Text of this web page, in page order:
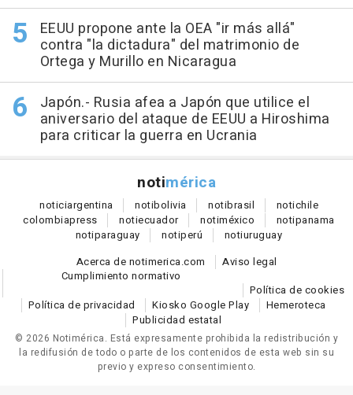
EEUU propone ante la OEA "ir más allá"
contra "la dictadura" del matrimonio de
Ortega y Murillo en Nicaragua
Japón.- Rusia afea a Japón que utilice el
aniversario del ataque de EEUU a Hiroshima
para criticar la guerra en Ucrania
notimérica
noticiargentina notibolivia notibrasil notichile
colombiapress notiecuador notiméxico notipanama
notiparaguay notiperú notiuruguay
Acerca de notimerica.com
Aviso legal
Cumplimiento normativo
Política de cookies
Política de privacidad
Kiosko Google Play
Hemeroteca
Publicidad estatal
© 2026 Notimérica. Está expresamente prohibida la redistribución y
la redifusión de todo o parte de los contenidos de esta web sin su
previo y expreso consentimiento.